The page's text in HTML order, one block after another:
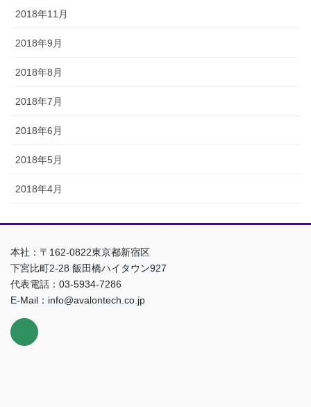
2018年11月
2018年9月
2018年8月
2018年7月
2018年6月
2018年5月
2018年4月
本社：〒162-0822東京都新宿区
下宮比町2-28 飯田橋ハイタウン927
代表電話：03-5934-7286
E-Mail：info@avalontech.co.jp